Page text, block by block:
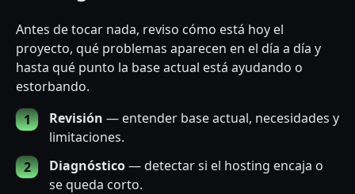
Antes de tocar nada, reviso cómo está hoy el
proyecto, qué problemas aparecen en el día a día y
hasta qué punto la base actual está ayudando o
estorbando.
Revisión — entender base actual, necesidades y
limitaciones.
Diagnóstico— detectar si el hosting encaja o
se queda corto.